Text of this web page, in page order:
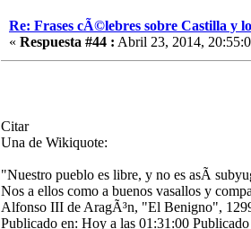
Re: Frases cÃ©lebres sobre Castilla y
« Respuesta #44 : Abril 23, 2014,
Citar
Una de Wikiquote:
"Nuestro pueblo es libre, y no es asÃ­
Nos a ellos como a buenos vasallos y
Alfonso III de AragÃ³n, "El Benigno",
Publicado en: Hoy a las 01:31:00